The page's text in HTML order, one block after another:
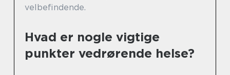
velbefindende.
Hvad er nogle vigtige
punkter vedrørende helse?